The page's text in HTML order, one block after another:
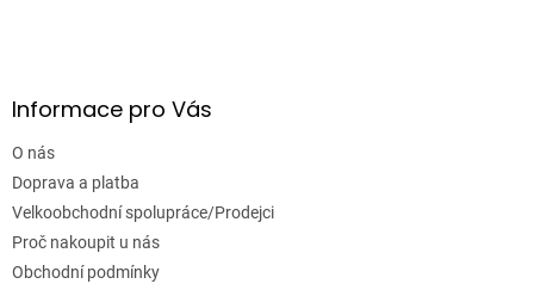
Informace pro Vás
O nás
Doprava a platba
Velkoobchodní spolupráce/Prodejci
Proč nakoupit u nás
Obchodní podmínky